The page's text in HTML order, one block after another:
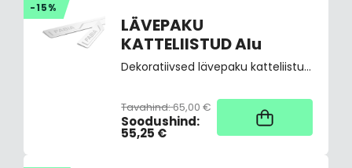
-15%
LÄVEPAKU
KATTELIISTUD Alu
Dekoratiivsed lävepaku katteliistud, alu
Tavahind:65,00 €
Soodushind:
55,25 €
Kaup tootja laos,
tarne üldjuhul 4
tööpäeva